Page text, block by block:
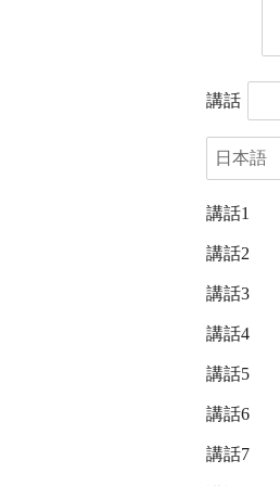
講話
講話1
講話2
講話3
講話4
講話5
講話6
講話7